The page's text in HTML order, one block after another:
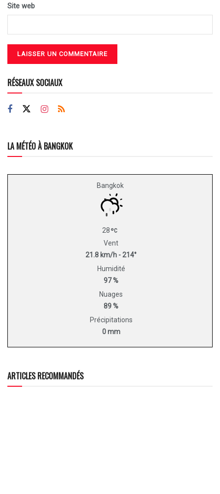
Site web
RÉSEAUX SOCIAUX
LA MÉTÉO À BANGKOK
Bangkok
28
Vent
21.8 km/h - 214°
Humidité
97 %
Nuages
89 %
Précipitations
0 mm
ARTICLES RECOMMANDÉS